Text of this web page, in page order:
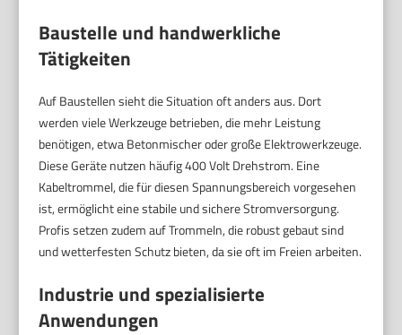
Baustelle und handwerkliche
Tätigkeiten
Auf Baustellen sieht die Situation oft anders aus. Dort
werden viele Werkzeuge betrieben, die mehr Leistung
benötigen, etwa Betonmischer oder große Elektrowerkzeuge.
Diese Geräte nutzen häufig 400 Volt Drehstrom. Eine
Kabeltrommel, die für diesen Spannungsbereich vorgesehen
ist, ermöglicht eine stabile und sichere Stromversorgung.
Profis setzen zudem auf Trommeln, die robust gebaut sind
und wetterfesten Schutz bieten, da sie oft im Freien arbeiten.
Industrie und spezialisierte
Anwendungen